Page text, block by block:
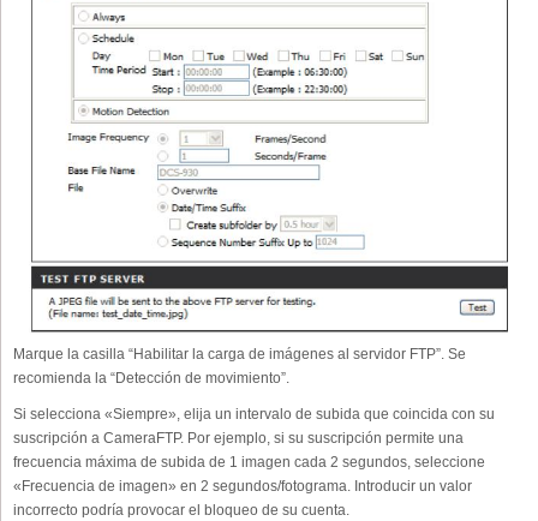
Marque la casilla “Habilitar la carga de imágenes al servidor FTP”. Se
recomienda la “Detección de movimiento”.
Si selecciona «Siempre», elija un intervalo de subida que coincida con su
suscripción a CameraFTP. Por ejemplo, si su suscripción permite una
frecuencia máxima de subida de 1 imagen cada 2 segundos, seleccione
«Frecuencia de imagen» en 2 segundos/fotograma. Introducir un valor
incorrecto podría provocar el bloqueo de su cuenta.